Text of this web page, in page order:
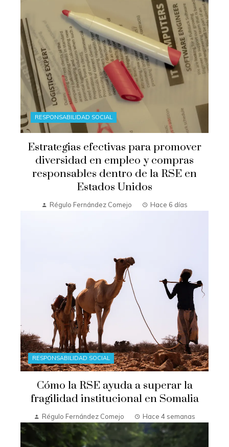
RESPONSABILIDAD SOCIAL
Estrategias efectivas para promover
diversidad en empleo y compras
responsables dentro de la RSE en
Estados Unidos
Régulo Fernández Comejo Hace 6 días
RESPONSABILIDAD SOCIAL
Cómo la RSE ayuda a superar la
fragilidad institucional en Somalia
Régulo Fernández Comejo Hace 4 semanas